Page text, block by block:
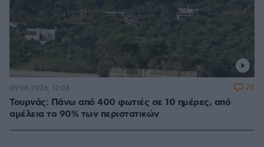
Τουρνάς: Πάνω από 400 φωτιές σε 10 ημέρες, από
αμέλεια το 90% των περιστατικών
09.08.2026, 12:03 28